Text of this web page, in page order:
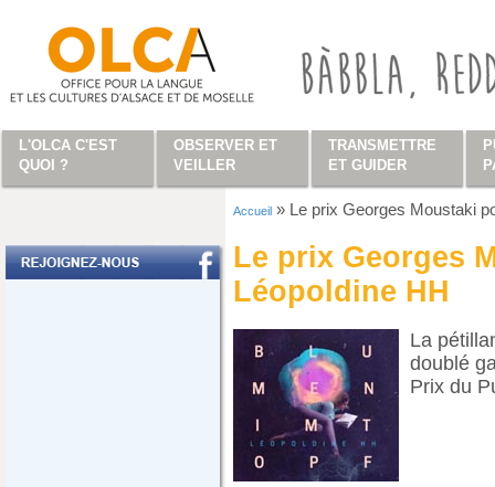
Vous êtes ici
Accueil » Le prix Georges Moustaki
Le prix Georges
Léopoldine HH
La
doublé
Prix du
L'OLCA C'EST
QUOI ?
OBSERVER ET
VEILLER
TRANSMETTRE
ET GUIDER